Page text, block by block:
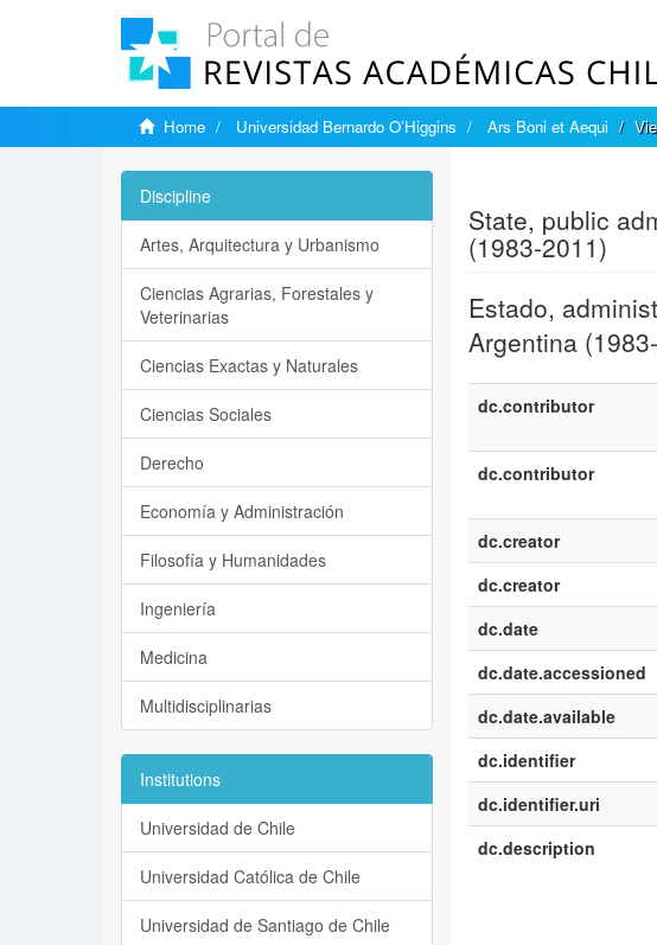
Home Universidad Bernardo O’Higgins Ars Boni et Aequi
State, public
(1983-2011)
Estado,
Argentina
dc.contributor
dc.contributor
dc.creator
dc.creator
dc.date
dc.date.accessioned
dc.date.available
dc.identifier
dc.identifier.uri
dc.description
Discipline
Artes, Arquitectura y Urbanismo
Ciencias Agrarias, Forestales y
Veterinarias
Ciencias Exactas y Naturales
Ciencias Sociales
Derecho
Economía y Administración
Filosofía y Humanidades
Ingeniería
Medicina
Multidisciplinarias
Institutions
Universidad de Chile
Universidad Católica de Chile
Universidad de Santiago de Chile